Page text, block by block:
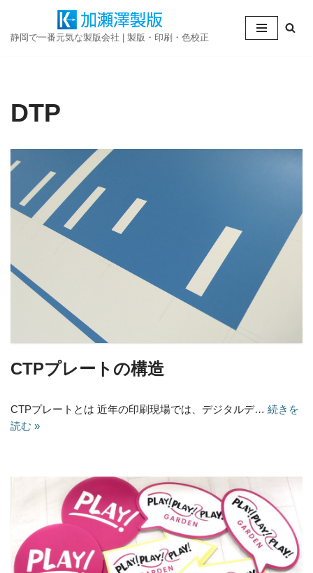
コ
ツ
へ
ッ
静岡で一番元気な製版会社 | 製版・印刷・色校正
DTP
CTPプレートの構造
CTPプレートとは 近年の印刷現場では、デジタルデ… 続きを
読む »